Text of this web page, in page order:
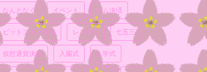
なんとなく イベント ネム決済
ビットコイン決済 レンタル 七五三
仮想通貨決済 入園式 入学式